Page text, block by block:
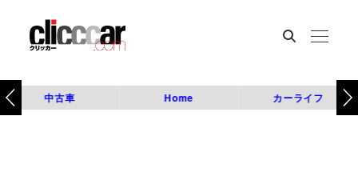
中古車 Home カーライフ